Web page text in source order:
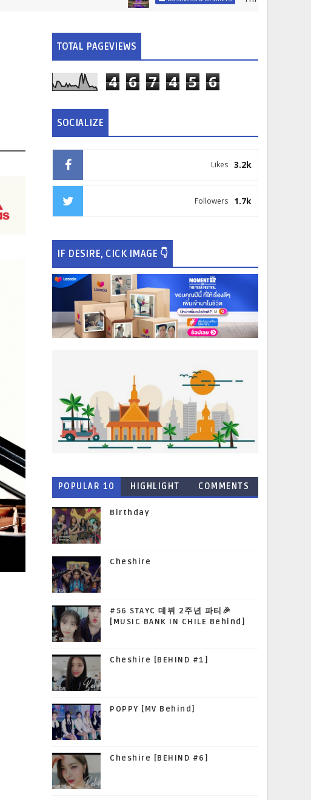
TOTAL PAGEVIEWS
4 6 7 4 5 6
SOCIALIZE
3.2k
Likes
1.7k
Followers
IF DESIRE, CICK IMAGE 👇
POPULAR 10
HIGHLIGHT
COMMENTS
Birthday
Cheshire
#56 STAYC 데뷔 2주년 파티🎉
[MUSIC BANK IN CHILE Behind]
Cheshire [BEHIND #1]
POPPY [MV Behind]
Cheshire [BEHIND #6]